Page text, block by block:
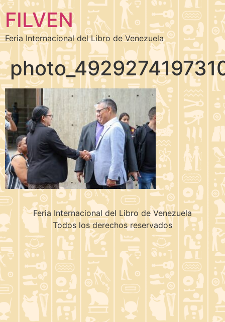
FILVEN
Feria Internacional del Libro de Venezuela
Feria Internacional del Libro de Venezuela
Todos los derechos reservados